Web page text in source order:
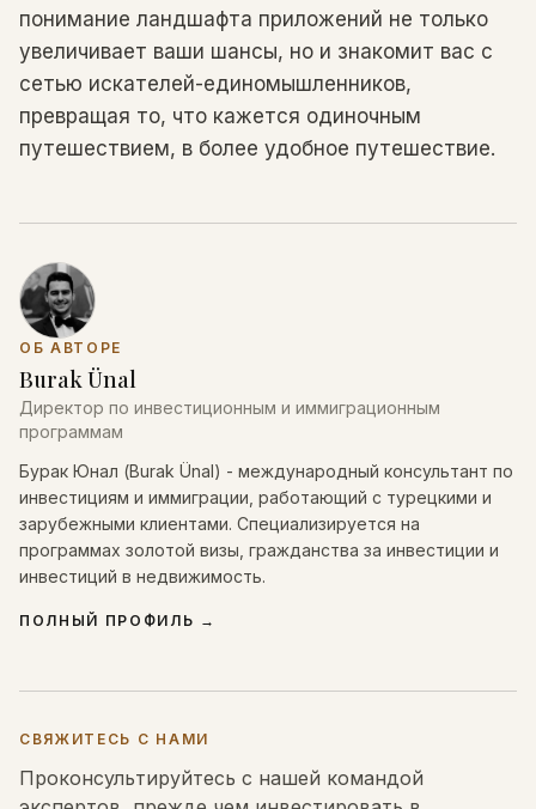
понимание ландшафта приложений не только
увеличивает ваши шансы, но и знакомит вас с
сетью искателей-единомышленников,
превращая то, что кажется одиночным
путешествием, в более удобное путешествие.
ОБ АВТОРЕ
Burak Ünal
Директор по инвестиционным и иммиграционным
программам
Бурак Юнал (Burak Ünal) - международный консультант по
инвестициям и иммиграции, работающий с турецкими и
зарубежными клиентами. Специализируется на
программах золотой визы, гражданства за инвестиции и
инвестиций в недвижимость.
ПОЛНЫЙ ПРОФИЛЬ →
СВЯЖИТЕСЬ С НАМИ
Проконсультируйтесь с нашей командой